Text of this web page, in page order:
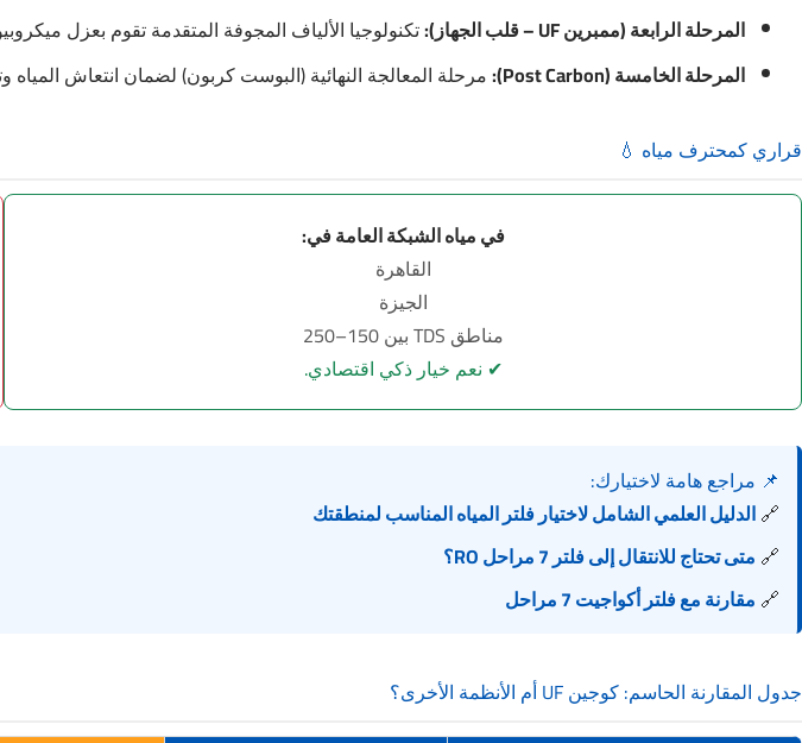
المرحلة الرابعة (ممبرين UF – قلب الجهاز):
تكنولوجيا الألياف المجوفة المتقدمة تقوم بعزل
المرحلة الخامسة (Post Carbon):
مرحلة المعالجة النهائية (البوست كربون) لضمان انتعاش
قراري كمحترف مياه 💧
في مياه الشبكة العامة في:
القاهرة
الجيزة
مناطق TDS بين 150–250
✔ نعم خيار ذكي اقتصادي.
📌 مراجع هامة لاختيارك:
🔗الدليل العلمي الشامل لاختيار فلتر المياه المناسب لمنطقتك
🔗 متى تحتاج للانتقال إلى فلتر 7 مراحل RO؟
🔗 مقارنة مع فلتر أكواجيت 7 مراحل
جدول المقارنة الحاسم: كوجين UF أم الأنظمة الأخرى؟